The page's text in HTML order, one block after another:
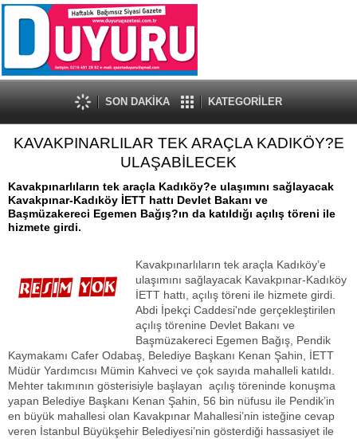
SON DAKİKA KATEGORİLER
KAVAKPINARLILAR TEK ARAÇLA KADIKÖY?E
ULAŞABİLECEK
Kavakpınarlıların tek araçla Kadıköy?e ulaşımını sağlayacak
Kavakpınar-Kadıköy İETT hattı Devlet Bakanı ve
Başmüzakereci Egemen Bağış?ın da katıldığı açılış töreni ile
hizmete girdi.
Kavakpınarlıların tek araçla Kadıköy’e
ulaşımını sağlayacak Kavakpınar-Kadıköy
İETT hattı, açılış töreni ile hizmete girdi.
Abdi İpekçi Caddesi'nde gerçekleştirilen
açılış törenine Devlet Bakanı ve
Başmüzakereci Egemen Bağış, Pendik
Kaymakamı Cafer Odabaş, Belediye Başkanı Kenan Şahin, İETT
Müdür Yardımcısı Mümin Kahveci ve çok sayıda mahalleli katıldı.
Mehter takımının gösterisiyle başlayan açılış töreninde konuşma
yapan Belediye Başkanı Kenan Şahin, 56 bin nüfusu ile Pendik’in
en büyük mahallesi olan Kavakpınar Mahallesi’nin isteğine cevap
veren İstanbul Büyükşehir Belediyesi’nin gösterdiği hassasiyet ile